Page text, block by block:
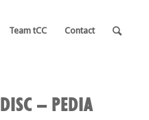
Team tCC Contact
DISC – PEDIA